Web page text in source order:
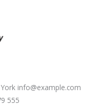
info@example.com
555